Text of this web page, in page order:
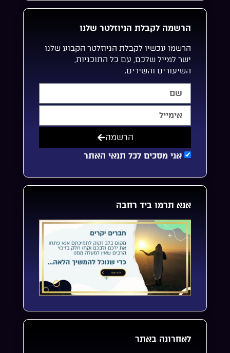
הרשמה לקבלת הניוזלטר שלנו
הרשמו עכשיו לקבלת הניוזלטר הקבוע שלנו
ישר למייל שלכם, עם כל התוכניות,
השיעורים והשירים.
אני מסכים לכל תנאי האתר
הרשמה
אנא תרמו ביד רחבה
לאחרונה באתר